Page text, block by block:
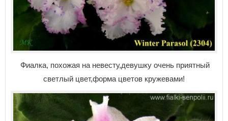
Фиалка, похожая на невесту,девушку очень приятный
светлый цвет,форма цветов кружевами!